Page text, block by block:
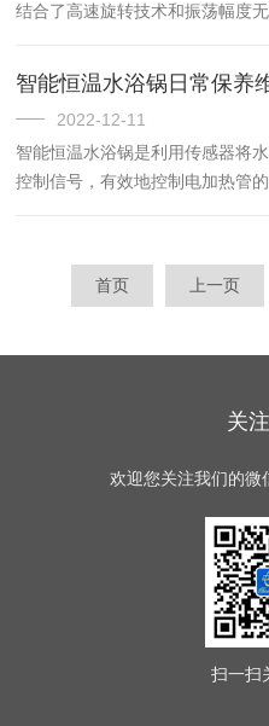
结合了高速旋转技术和振荡幅度
实验需求。翻转振荡器稳频秘诀
因...
智能恒温水浴锅日常保养
2022-12-11
智能恒温水浴锅是利用传感器将
控制信号，有效地控制电加热管
不超过100℃时，可以用水浴加热
首页 上一页
关
欢迎您关注我们的微
扫一扫